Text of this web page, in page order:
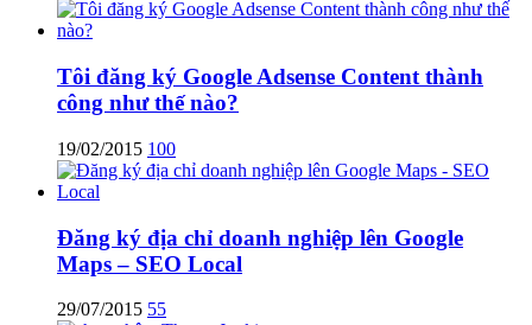
Tôi đăng ký Google Adsense Content thành
công như thế nào?
19/02/2015 100
Đăng ký địa chỉ doanh nghiệp lên Google
Maps – SEO Local
29/07/2015 55